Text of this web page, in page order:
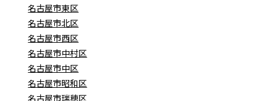
名古屋市東区
名古屋市北区
名古屋市西区
名古屋市中村区
名古屋市中区
名古屋市昭和区
名古屋市瑞穂区